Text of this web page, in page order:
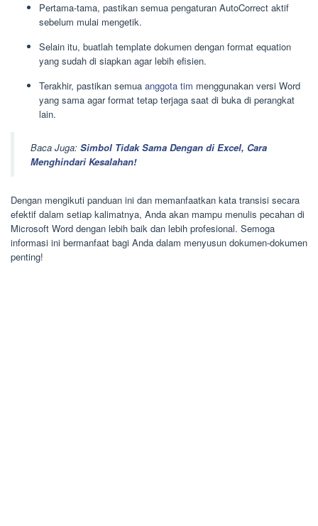
Pertama-tama, pastikan semua pengaturan AutoCorrect aktif
sebelum mulai mengetik.
Selain itu, buatlah template dokumen dengan format equation
yang sudah di siapkan agar lebih efisien.
Terakhir, pastikan semua anggota tim menggunakan versi Word
yang sama agar format tetap terjaga saat di buka di perangkat
lain.
Baca Juga: Simbol Tidak Sama Dengan di Excel, Cara
Menghindari Kesalahan!
Dengan mengikuti panduan ini dan memanfaatkan kata transisi secara
efektif dalam setiap kalimatnya, Anda akan mampu menulis pecahan di
Microsoft Word dengan lebih baik dan lebih profesional. Semoga
informasi ini bermanfaat bagi Anda dalam menyusun dokumen-dokumen
penting!